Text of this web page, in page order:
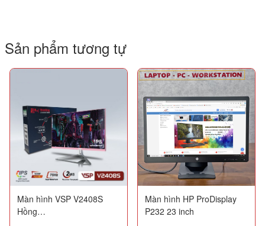
Sản phẩm tương tự
Màn hình VSP V2408S
Hồng
Màn hình HP ProDisplay
P232 23 inch